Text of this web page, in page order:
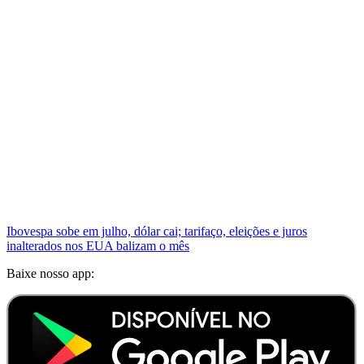
Ibovespa sobe em julho, dólar cai; tarifaço, eleições e juros
inalterados nos EUA balizam o mês
Baixe nosso app: